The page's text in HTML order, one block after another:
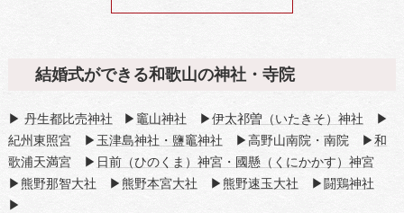
結婚式ができる和歌山の神社・寺院
▶ 丹生都比売神社 ▶ 竈山神社 ▶ 伊太祁曽（いたきそ）神社 ▶
紀州東照宮▶ 玉津島神社・鹽竈神社 ▶高野山南院・南院 ▶ 和
歌浦天満宮▶ 日前（ひのくま）神宮・國懸（くにかかす）神宮
▶ 熊野那智大社 ▶ 熊野本宮大社 ▶ 熊野速玉大社 ▶ 闘鶏神社
▶